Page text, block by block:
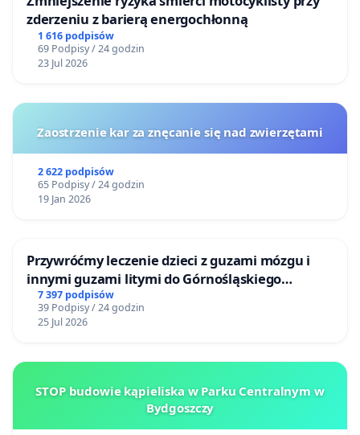
zderzeniu z barierą energochłonną
1 616 podpisów
69 Podpisy / 24 godzin
23 Jul 2026
Zaostrzenie kar za znęcanie się nad zwierzętami
2 622 podpisów
65 Podpisy / 24 godzin
19 Jan 2026
Przywróćmy leczenie dzieci z guzami mózgu i
innymi guzami litymi do Górnośląskiego
Centrum Zdrowia Dziecka w Katowicach
7 397 podpisów
39 Podpisy / 24 godzin
25 Jul 2026
STOP budowie kąpieliska w Parku Centralnym w
Bydgoszczy